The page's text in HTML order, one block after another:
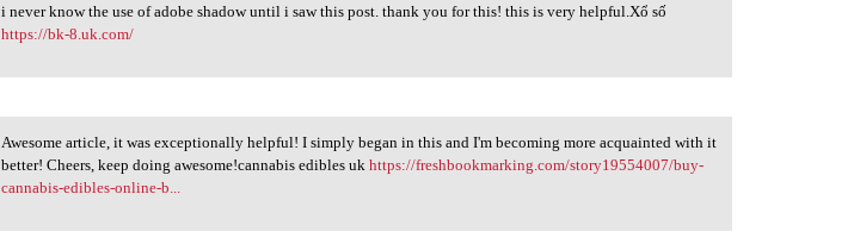
i never know the use of adobe
i never know the use of adobe shadow until i saw this post. thank you for this! this is very helpful.Xổ số
https://bk-8.uk.com/
Awesome article, it was
Awesome article, it was exceptionally helpful! I simply began in this and I'm becoming more acquainted with it
better! Cheers, keep doing awesome!cannabis edibles ukhttps://freshbookmarking.com/story19554007/buy-
cannabis-edibles-online-b...